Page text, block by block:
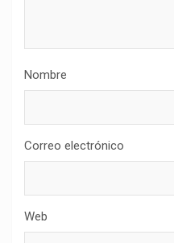
Nombre
Correo electrónico
Web